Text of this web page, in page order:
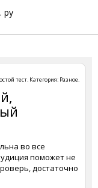
ру
тест. Категория: Разное.
во все
поможет не
достаточно